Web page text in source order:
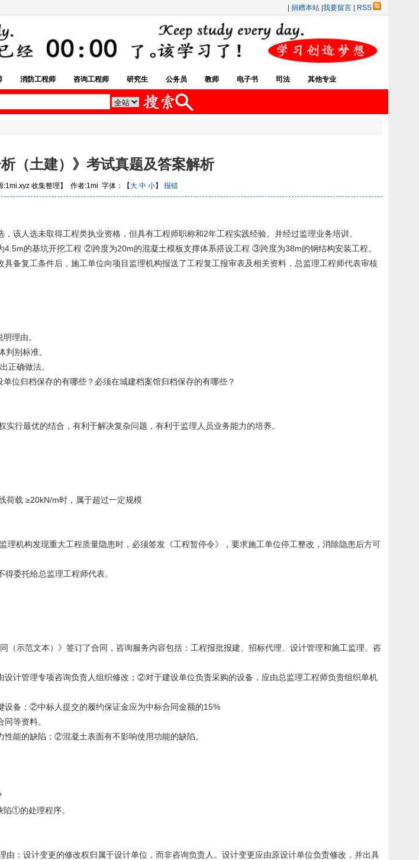
捐赠本站 我要留言 RSS
消防工程师 咨询工程师 研究生 公务员 教师 电子书 司法 其他专业
（土建）》考试真题及答案解析
:1mi.xyz 收集整理】 作者:1mi 字体：【大 中 小】 报错
该人选未取得工程类执业资格，但具有工程师职称和2年工程实践经验。并经过监理业务培训。
的基坑开挖工程 ②跨度为20m的混凝土模板支撑体系搭设工程 ③跨度为38m的钢结构安装工程。
备复工条件后，施工单位向项目监理机构报送了工程复工报审表及相关资料，总监理工程师代表审核
理由。
别标准。
正确做法。
位归档保存的有哪些？必须在城建档案馆归档保存的有哪些？
行最优的结合，有利于解决复杂问题，有利于监理人员业务能力的培养。
荷载 ≥20kN/m时，属于超过一定规模
机构发现重大工程质量隐患时，必须签发《工程暂停令》，要求施工单位停工整改，消除隐患后方可
委托给总监理工程师代表。
示范文本）》签订了合同，咨询服务内容包括：工程报批报建、招标代理、设计管理和施工监理。咨
计管理专项咨询负责人组织修改；②对于建设单位负责采购的设备，应由总监理工程师负责组织单机
备；②中标人提交的履约保证金应为中标合同金额的15%
等资料。
能的缺陷；②混凝土表面有不影响使用功能的缺陷。
①的处理程序。
：设计变更的修改权归属于设计单位，而非咨询负责人。设计变更应由原设计单位负责修改，并出具